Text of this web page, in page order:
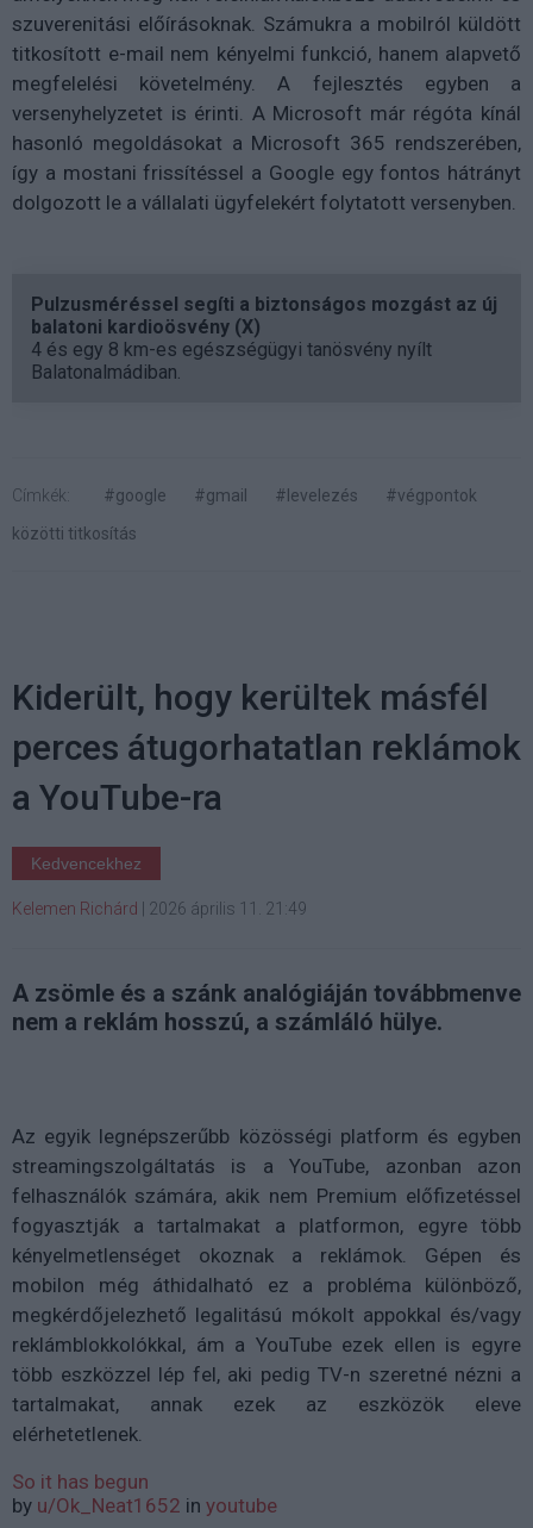
szuverenitási előírásoknak. Számukra a mobilról küldött
titkosított e-mail nem kényelmi funkció, hanem alapvető
megfelelési követelmény. A fejlesztés egyben a
versenyhelyzetet is érinti. A Microsoft már régóta kínál
hasonló megoldásokat a Microsoft 365 rendszerében,
így a mostani frissítéssel a Google egy fontos hátrányt
dolgozott le a vállalati ügyfelekért folytatott versenyben.
Pulzusméréssel segíti a biztonságos mozgást az új
balatoni kardioösvény (X)
4 és egy 8 km-es egészségügyi tanösvény nyílt
Balatonalmádiban.
Címkék: #google #gmail #levelezés
#végpontok
közötti titkosítás
Kiderült, hogy kerültek másfél
perces átugorhatatlan reklámok
a YouTube-ra
Kedvencekhez
Kelemen Richárd 2026 április 11. 21:49
A zsömle és a szánk analógiáján továbbmenve
nem a reklám hosszú, a számláló hülye.
Az egyik legnépszerűbb közösségi platform és egyben
streamingszolgáltatás is a YouTube, azonban azon
felhasználók számára, akik nem Premium előfizetéssel
fogyasztják a tartalmakat a platformon, egyre több
kényelmetlenséget okoznak a reklámok. Gépen és
mobilon még áthidalható ez a probléma különböző,
megkérdőjelezhető legalitású mókolt appokkal és/vagy
reklámblokkolókkal, ám a YouTube ezek ellen is egyre
több eszközzel lép fel, aki pedig TV-n szeretné nézni a
tartalmakat, annak ezek az eszközök eleve
elérhetetlenek.
So it has begun
by u/Ok_Neat1652 in youtube